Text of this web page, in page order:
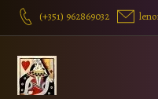
(+351) 962869032